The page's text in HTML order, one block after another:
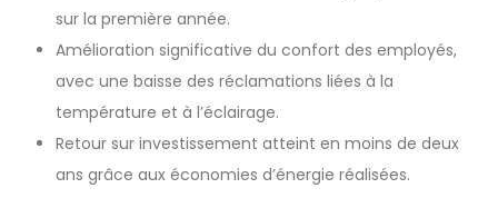
sur la première année.
Amélioration significative du confort des employés,
avec une baisse des réclamations liées à la
température et à l’éclairage.
Retour sur investissement atteint en moins de deux
ans grâce aux économies d’énergie réalisées.